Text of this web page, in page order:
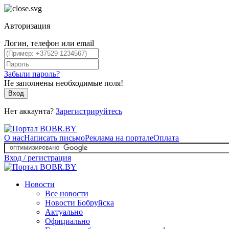
Авторизация
Логин, телефон или email
Забыли пароль?
Не заполнены необходимые поля!
Вход
Нет аккаунта? Зарегистрируйтесь
О насНаписать письмоРеклама на порталеОплата
Вход / регистрация
Новости
Все новости
Новости Бобруйска
Актуально
Официально